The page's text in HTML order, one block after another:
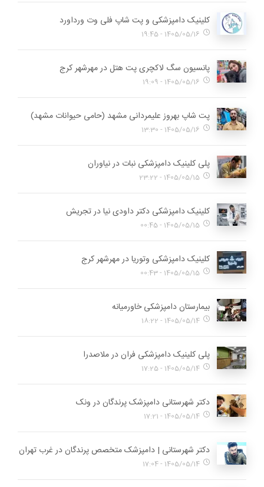
کلینیک دامپزشکی و پت شاپ فلی وت ورداورد
1405/05/16 - 19:45
پانسیون سگ لاکچری پت هتل در مهرشهر کرج
1405/05/16 - 19:09
پت شاپ بهروز علیمردانی مشهد (حامی حیوانات مشهد)
1405/05/16 - 13:30
پلی کلینیک دامپزشکی نبات در نیاوران
1405/05/15 - 23:22
کلینیک دامپزشکی دکتر داودی نیا در تجریش
1405/05/15 - 00:45
کلینیک دامپزشکی وتوریا در مهرشهر کرج
1405/05/15 - 00:43
بیمارستان دامپزشکی خاورمیانه
1405/05/14 - 18:22
پلی کلینیک دامپزشکی فران در ملاصدرا
1405/05/14 - 17:25
دکتر شهرستانی دامپزشک پرندگان در ونک
1405/05/14 - 17:21
دکتر شهرستانی | دامپزشک متخصص پرندگان در غرب تهران
1405/05/14 - 17:04